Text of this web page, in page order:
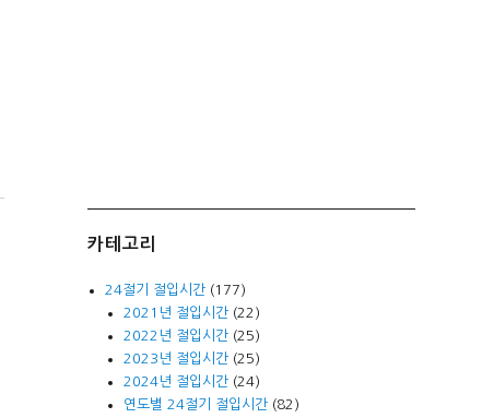
카테고리
24절기 절입시간 (177)
2021년 절입시간(22)
2022년 절입시간(25)
2023년 절입시간(25)
2024년 절입시간(24)
연도별 24절기 절입시간(82)